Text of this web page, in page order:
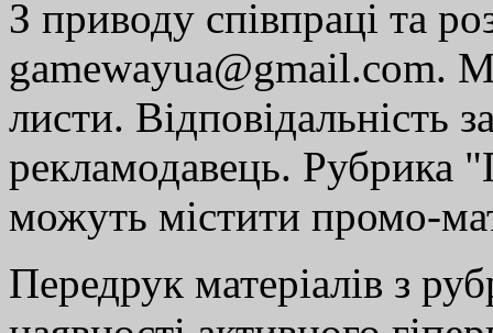
З приводу співпраці та
gamewayua@gmail.com.
листи. Відповідальність
рекламодавець. Рубрика
можуть містити промо-
Передрук матеріалів з